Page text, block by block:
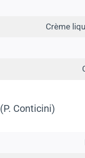
Crème
(P. Conticini)